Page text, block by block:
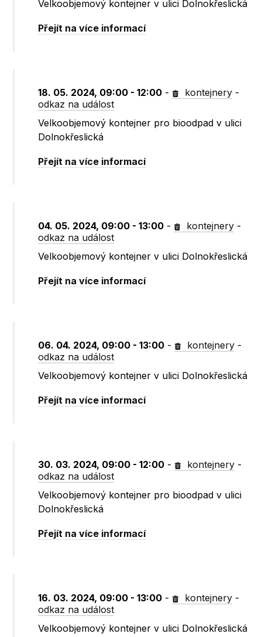
Velkoobjemový kontejner v ulici Dolnokřeslická
Přejít na více informací
18. 05. 2024, 09:00 - 12:00 - kontejnery -
odkaz na událost
Velkoobjemový kontejner pro bioodpad v ulici
Dolnokřeslická
Přejít na více informací
04. 05. 2024, 09:00 - 13:00 - kontejnery -
odkaz na událost
Velkoobjemový kontejner v ulici Dolnokřeslická
Přejít na více informací
06. 04. 2024, 09:00 - 13:00 - kontejnery -
odkaz na událost
Velkoobjemový kontejner v ulici Dolnokřeslická
Přejít na více informací
30. 03. 2024, 09:00 - 12:00 - kontejnery -
odkaz na událost
Velkoobjemový kontejner pro bioodpad v ulici
Dolnokřeslická
Přejít na více informací
16. 03. 2024, 09:00 - 13:00 - kontejnery -
odkaz na událost
Velkoobjemový kontejner v ulici Dolnokřeslická